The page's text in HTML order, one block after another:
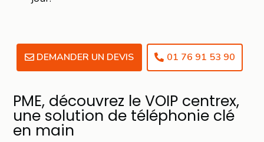
DEMANDER UN DEVIS 01 76 91 53 90
PME, découvrez le VOIP centrex,
une solution de téléphonie clé
en main